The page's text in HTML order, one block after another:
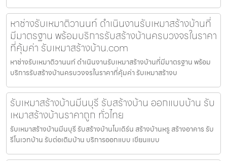
หาช่างรับเหมาติวานนท์ ดำเนินงานรับเหมาสร้างบ้านที่
มีมาตรฐาน พร้อมบริการรับสร้างบ้านครบวงจรในราคา
ที่คุ้มค่า รับเหมาสร้างบ้าน.com
หาช่างรับเหมาติวานนท์ ดำเนินงานรับเหมาสร้างบ้านที่มีมาตรฐาน พร้อม
บริการรับสร้างบ้านครบวงจรในราคาที่คุ้มค่า รับเหมาสร้างบ
รับเหมาสร้างบ้านมีนบุรี รับสร้างบ้าน ออกแบบบ้าน รับ
เหมาสร้างบ้านราคาถูก ทั่วไทย
รับเหมาสร้างบ้านมีนบุรี รับสร้างบ้านโมเดิร์น สร้างบ้านหรู สร้างอาคาร รับ
รีโนเวทบ้าน รับต่อเติมบ้าน บริการออกแบบ เขียนแบบ